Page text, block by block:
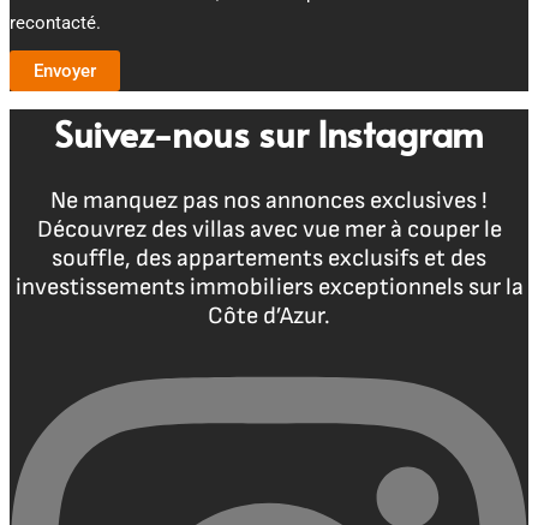
recontacté.
Envoyer
Suivez-nous sur Instagram
Ne manquez pas nos annonces exclusives !
Découvrez des villas avec vue mer à couper le
souffle, des appartements exclusifs et des
investissements immobiliers exceptionnels sur la
Côte d’Azur.